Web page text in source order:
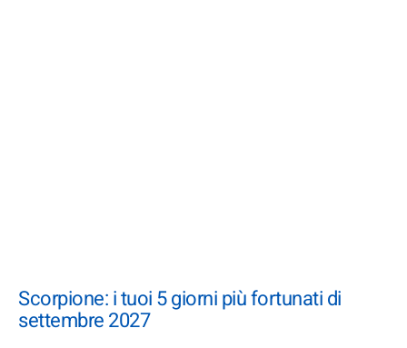
Scorpione: i tuoi 5 giorni più fortunati di
settembre 2027